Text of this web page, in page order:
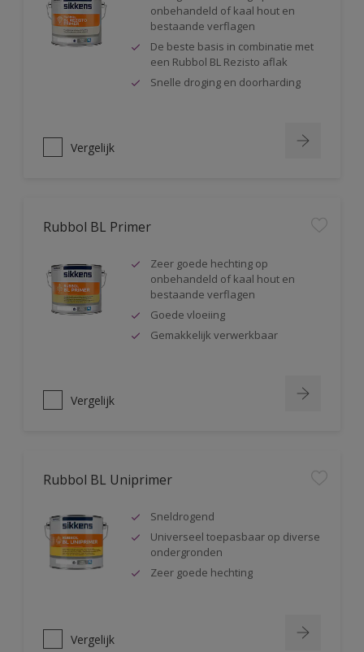
onbehandeld of kaal hout en
bestaande verflagen
De beste basis in combinatie met
een Rubbol BL Rezisto aflak
Snelle droging en doorharding
Vergelijk
Rubbol BL Primer
Zeer goede hechting op
onbehandeld of kaal hout en
bestaande verflagen
Goede vloeiing
Gemakkelijk verwerkbaar
Vergelijk
Rubbol BL Uniprimer
Sneldrogend
Universeel toepasbaar op diverse
ondergronden
Zeer goede hechting
Vergelijk